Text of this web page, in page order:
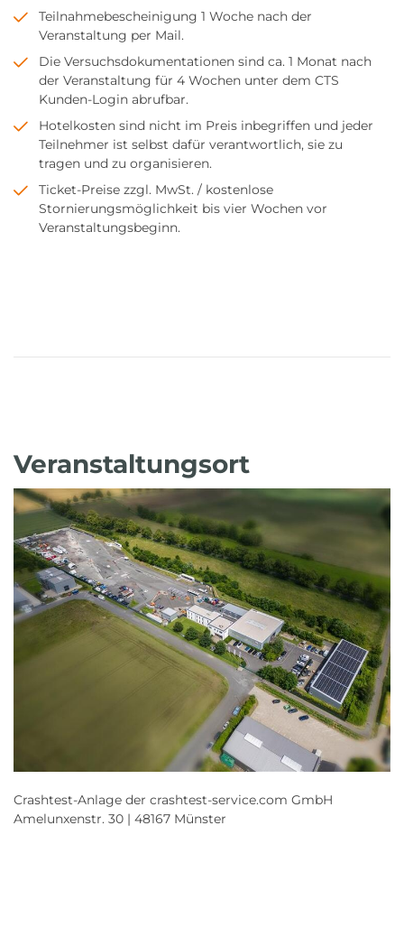
Teilnahmebescheinigung 1 Woche nach der
Veranstaltung per Mail.
Die Versuchsdokumentationen sind ca. 1 Monat nach
der Veranstaltung für 4 Wochen unter dem CTS
Kunden-Login abrufbar.
Hotelkosten sind nicht im Preis inbegriffen und jeder
Teilnehmer ist selbst dafür verantwortlich, sie zu
tragen und zu organisieren.
Ticket-Preise zzgl. MwSt. / kostenlose
Stornierungsmöglichkeit bis vier Wochen vor
Veranstaltungsbeginn.
Veranstaltungsort
Crashtest-Anlage der crashtest-service.com GmbH
Amelunxenstr. 30 | 48167 Münster